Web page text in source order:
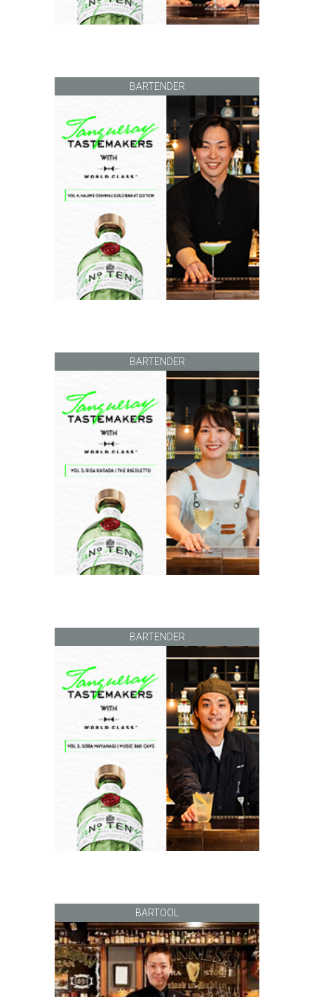
BARTENDER
BARTENDER
BARTENDER
BARTOOL